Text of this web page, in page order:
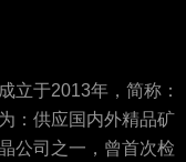
立于2013年，简称：
：供应国内外精品矿
公司之一，曾首次检